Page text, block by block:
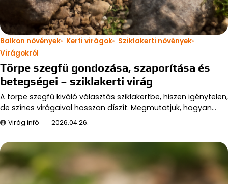
Balkon növények Kerti virágok
Sziklakerti növények
Virágokról
Törpe szegfű gondozása, szaporítása és
betegségei – sziklakerti virág
A törpe szegfű kiváló választás sziklakertbe, hiszen igénytelen,
de színes virágaival hosszan díszít. Megmutatjuk, hogyan…
Virág infó 2026.04.26.